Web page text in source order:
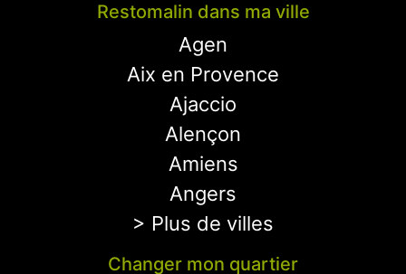
Restomalin dans ma ville
Agen
Aix en Provence
Ajaccio
Alençon
Amiens
Angers
> Plus de villes
Changer mon quartier